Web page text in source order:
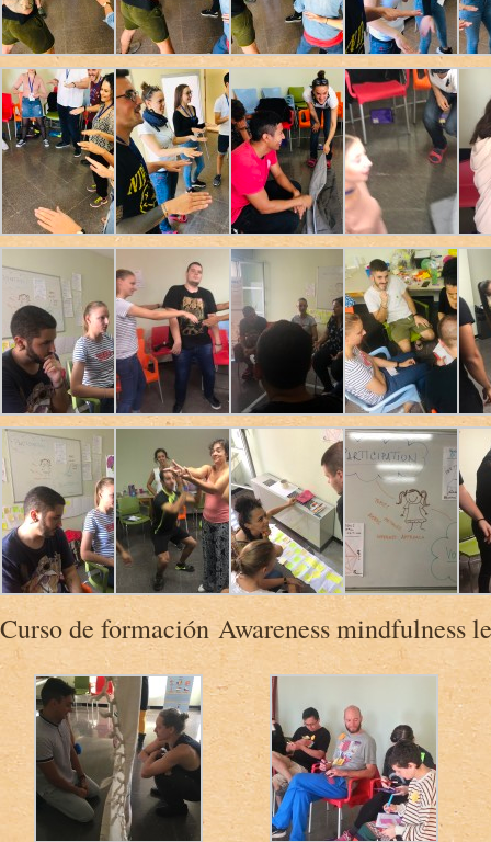
Curso de formación Awareness mindfulness